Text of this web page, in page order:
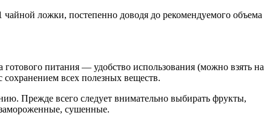
ложки, постепенно доводя до рекомендуемого объема
питания — удобство использования (можно взять на
сохранением всех полезных веществ.
Прежде всего следует внимательно выбирать фрукты,
сушенные.